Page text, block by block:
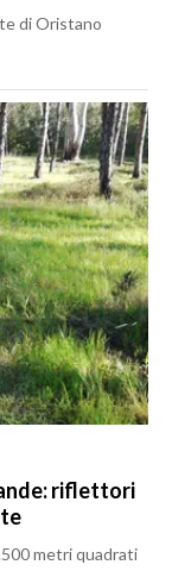
di Oristano
riflettori
metri quadrati